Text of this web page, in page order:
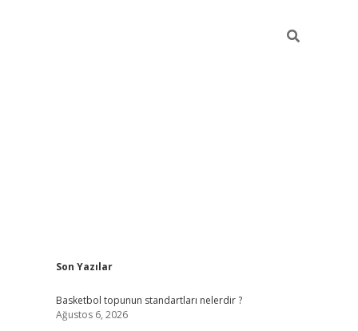
Sidebar
Son Yazılar
Basketbol topunun standartları nelerdir ?
Ağustos 6, 2026